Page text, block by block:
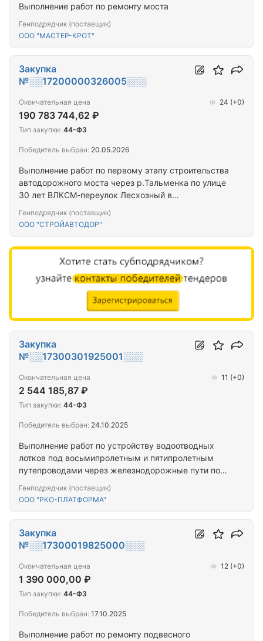
Выполнение работ по ремонту моста
Генподрядчик (поставщик)
ООО "МАСТЕР-КРОТ"
Выполнение работ по первому этапу строительства
автодорожного моста через р.Тальменка по улице
30 лет ВЛКСМ-переулок Лесхозный в
края
Генподрядчик (поставщик)
ООО "СТРОЙАВТОДОР"
Закупка
№░░17200000326005░░░
Окончательная цена
190 783 744,62 ₽
24 (+0)
Тип закупки: 44-ФЗ
Победитель выбран: 20.05.2026
Выполнение работ по устройству водоотводных
лотков под восьмипролетным и пятипролетным
путепроводами через железнодорожные пути по
Генподрядчик (поставщик)
ООО "РКО-ПЛАТФОРМА"
Закупка
№░░17300301925001░░░
Окончательная цена
2 544 185,87 ₽
11 (+0)
Тип закупки: 44-ФЗ
Победитель выбран: 24.10.2025
Выполнение работ по ремонту подвесного
Закупка
№░░17300019825000░░░
Окончательная цена
1 390 000,00 ₽
12 (+0)
Тип закупки: 44-ФЗ
Победитель выбран: 17.10.2025